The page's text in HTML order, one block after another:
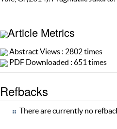
Article Metrics
Abstract Views : 2802 times
PDF Downloaded : 651 times
Refbacks
There are currently no